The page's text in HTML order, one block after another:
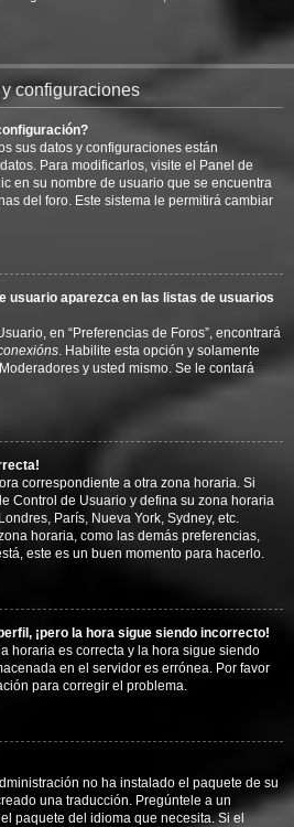
configuraciones
sus datos y configuraciones están
Para modificarlos, visite el Panel de
en su nombre de usuario que se encuentra
del foro. Este sistema le permitirá cambiar
usuario aparezca en las listas de usuarios
en “Preferencias de Foros”, encontrará
. Habilite esta opción y solamente
y usted mismo. Se le contará
correspondiente a otra zona horaria. Si
Control de Usuario y defina su zona horaria
París, Nueva York, Sydney, etc.
horaria, como las demás preferencias,
este es un buen momento para hacerlo.
¡pero la hora sigue siendo incorrecto!
horaria es correcta y la hora sigue siendo
en el servidor es errónea. Por favor
para corregir el problema.
no ha instalado el paquete de su
una traducción. Pregúntele a un
paquete del idioma que necesita. Si el